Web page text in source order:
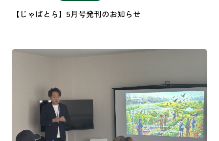
【じゃぱとら】5月号発刊のお知らせ